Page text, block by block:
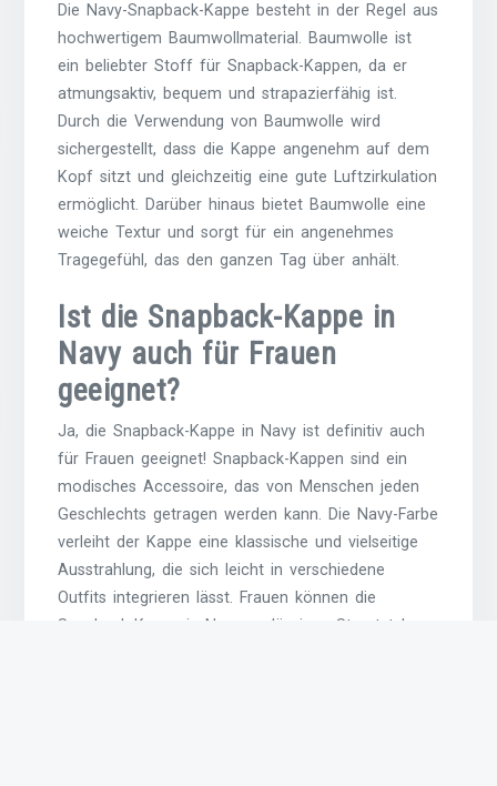
Die Navy-Snapback-Kappe besteht in der Regel aus
hochwertigem Baumwollmaterial. Baumwolle ist
ein beliebter Stoff für Snapback-Kappen, da er
atmungsaktiv, bequem und strapazierfähig ist.
Durch die Verwendung von Baumwolle wird
sichergestellt, dass die Kappe angenehm auf dem
Kopf sitzt und gleichzeitig eine gute Luftzirkulation
ermöglicht. Darüber hinaus bietet Baumwolle eine
weiche Textur und sorgt für ein angenehmes
Tragegefühl, das den ganzen Tag über anhält.
Ist die Snapback-Kappe in
Navy auch für Frauen
geeignet?
Ja, die Snapback-Kappe in Navy ist definitiv auch
für Frauen geeignet! Snapback-Kappen sind ein
modisches Accessoire, das von Menschen jeden
Geschlechts getragen werden kann. Die Navy-Farbe
verleiht der Kappe eine klassische und vielseitige
Ausstrahlung, die sich leicht in verschiedene
Outfits integrieren lässt. Frauen können die
Snapback-Kappe in Navy zu lässigen Streetstyle-